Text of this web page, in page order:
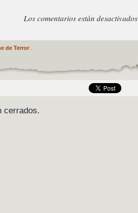
Los comentarios están desactivados
de Terror.
cerrados.